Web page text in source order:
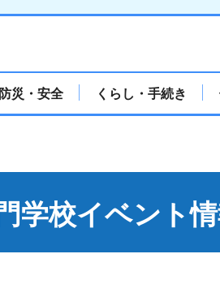
防災・安全 くらし・手続き
学校イベント